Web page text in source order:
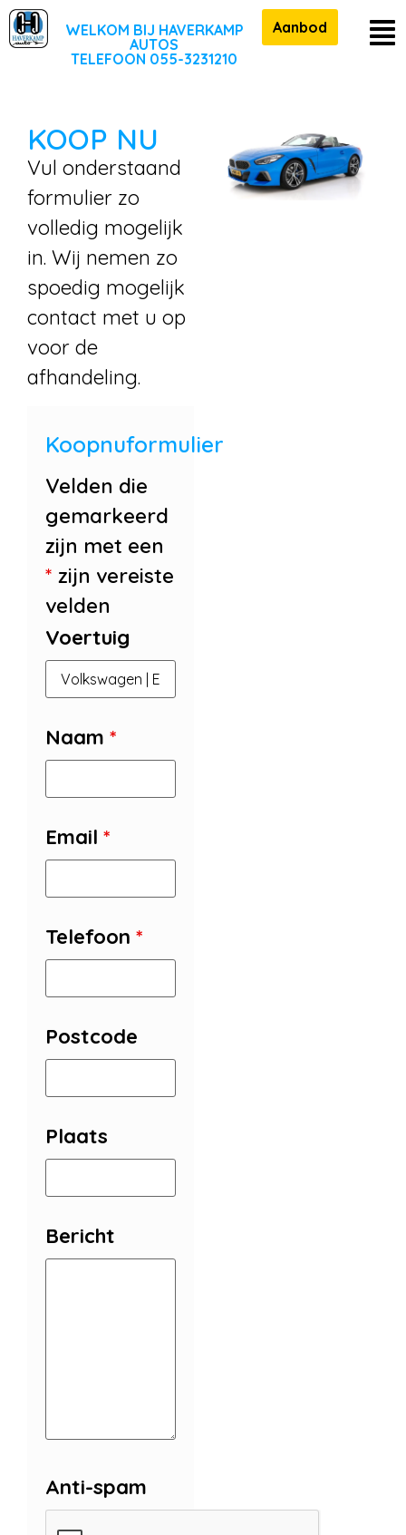
WELKOM BIJ HAVERKAMP
AUTOS
TELEFOON 055-3231210
Aanbod
KOOP NU
Vul onderstaand
formulier zo
volledig mogelijk
in. Wij nemen zo
spoedig mogelijk
contact met u op
voor de
afhandeling.
Koopnuformulier
Velden die
gemarkeerd
zijn met een
* zijn vereiste
velden
Voertuig
Naam *
Email *
Telefoon *
Postcode
Plaats
Bericht
Anti-spam